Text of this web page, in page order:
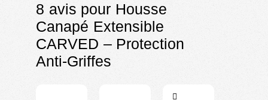
8 avis pour Housse
Canapé Extensible
CARVED – Protection
Anti-Griffes